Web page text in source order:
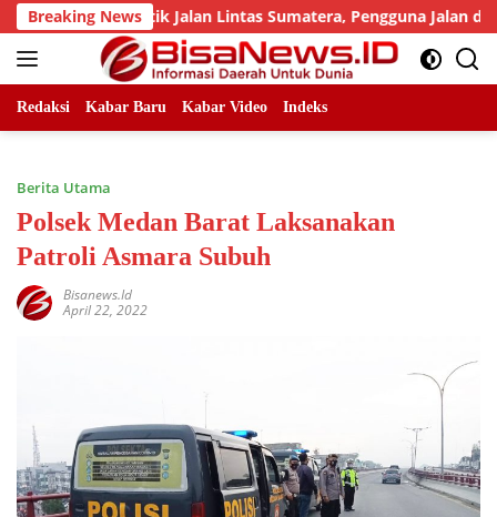
Skip
to
content
Breaking News
Titik Jalan Lintas Sumatera, Pengguna Jalan diimbau
Redaksi Kabar Baru Kabar Video Indeks
Berita Utama
Polsek Medan Barat Laksanakan
Patroli Asmara Subuh
Bisanews.id
April 22, 2022